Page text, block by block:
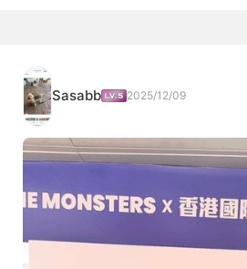
Sasabb 2025/12/09